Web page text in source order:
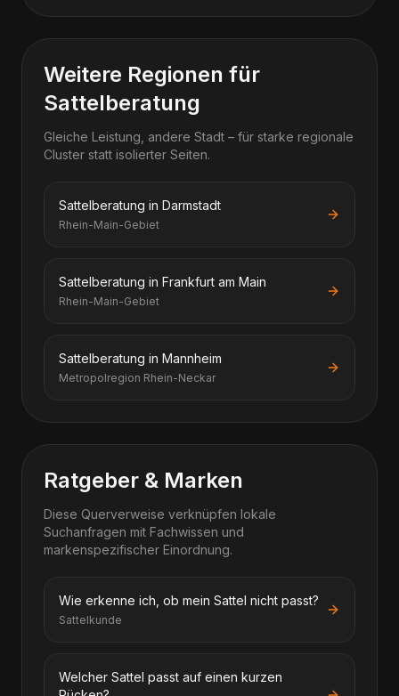
Weitere Regionen für
Sattelberatung
Gleiche Leistung, andere Stadt – für starke regionale
Cluster statt isolierter Seiten.
Sattelberatung in Darmstadt
Rhein-Main-Gebiet
Sattelberatung in Frankfurt am Main
Rhein-Main-Gebiet
Sattelberatung in Mannheim
Metropolregion Rhein-Neckar
Ratgeber & Marken
Diese Querverweise verknüpfen lokale
Suchanfragen mit Fachwissen und
markenspezifischer Einordnung.
Wie erkenne ich, ob mein Sattel nicht passt?
Sattelkunde
Welcher Sattel passt auf einen kurzen